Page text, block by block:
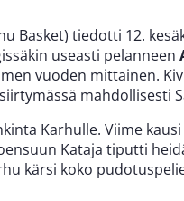
Basket) tiedotti 12.
useasti pelanneen
vuoden mittainen.
mahdollisesti
Karhulle. Viime
Kataja tiputti
kärsi koko